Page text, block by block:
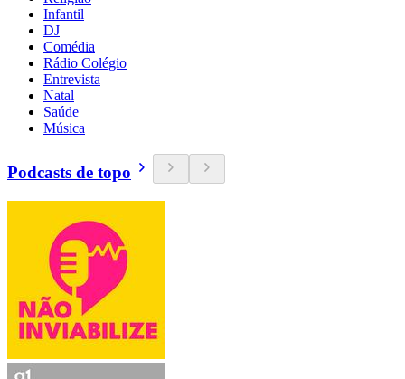
Infantil
DJ
Comédia
Rádio Colégio
Entrevista
Natal
Saúde
Música
Podcasts de topo